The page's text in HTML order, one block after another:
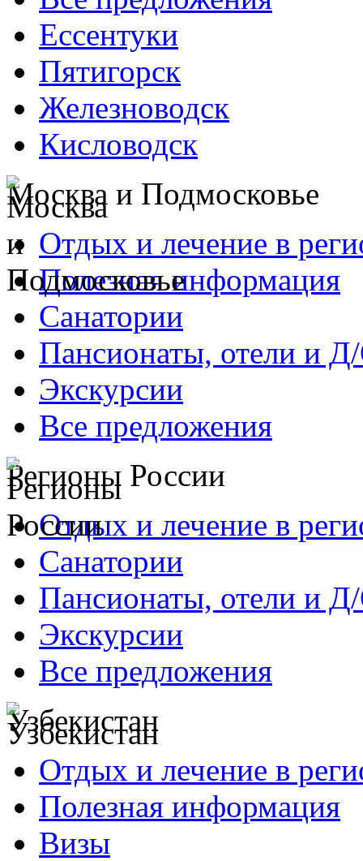
Ессентуки
Пятигорск
Железноводск
Кисловодск
Москва и Подмосковье
Отдых и лечение в
Полезная информация
Санатории
Пансионаты, отели и
Экскурсии
Все предложения
Регионы России
Отдых и лечение в
Санатории
Пансионаты, отели и
Экскурсии
Все предложения
Узбекистан
Отдых и лечение в
Полезная информация
Визы